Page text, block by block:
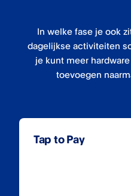
In welke fase je ook
dagelijkse activiteiten
je kunt meer
toevoegen
Tap to Pay